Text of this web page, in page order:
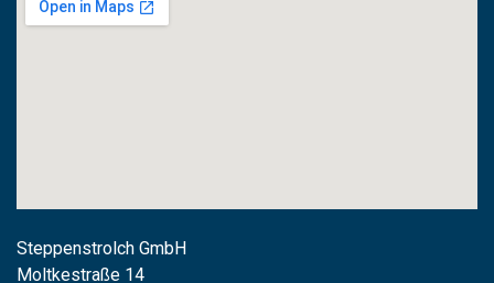
Steppenstrolch GmbH
Moltkestraße 14